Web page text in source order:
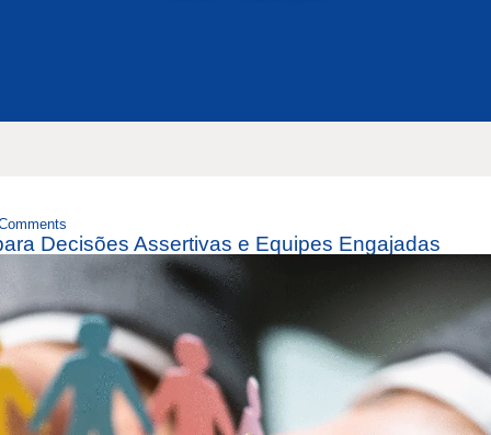
Decisões Assertivas e Equipes Engajadas